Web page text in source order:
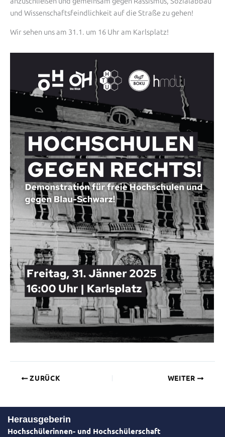
und Wissenschaftsfeindlichkeit auf die Straße zu gehen!
Wir sehen uns am 31.1. um 16 Uhr am Karlsplatz!
ZURÜCK WEITER
Herausgeberin
Hochschülerinnen- und Hochschülerschaft